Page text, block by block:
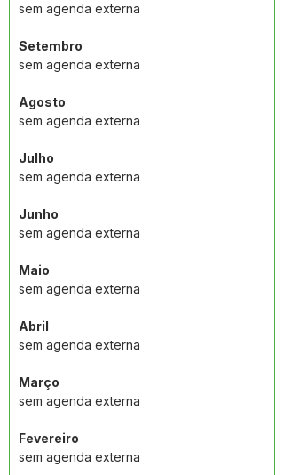
sem agenda externa
Setembro
sem agenda externa
Agosto
sem agenda externa
Julho
sem agenda externa
Junho
sem agenda externa
Maio
sem agenda externa
Abril
sem agenda externa
Março
sem agenda externa
Fevereiro
sem agenda externa